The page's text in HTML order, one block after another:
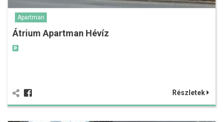
Apartman
Átrium Apartman Hévíz
Részletek